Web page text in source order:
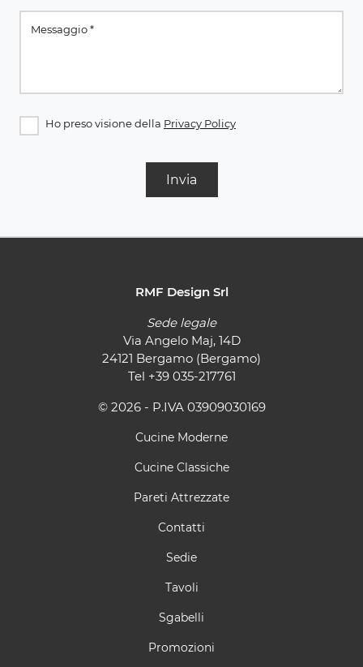
Ho preso visione della Privacy Policy
Invia
RMF Design Srl
Sede legale
Via Angelo Maj, 14D
24121 Bergamo (Bergamo)
Tel +39 035-217761
© 2026 - P.IVA 03909030169
Cucine Moderne
Cucine Classiche
Pareti Attrezzate
Contatti
Sedie
Tavoli
Sgabelli
Promozioni